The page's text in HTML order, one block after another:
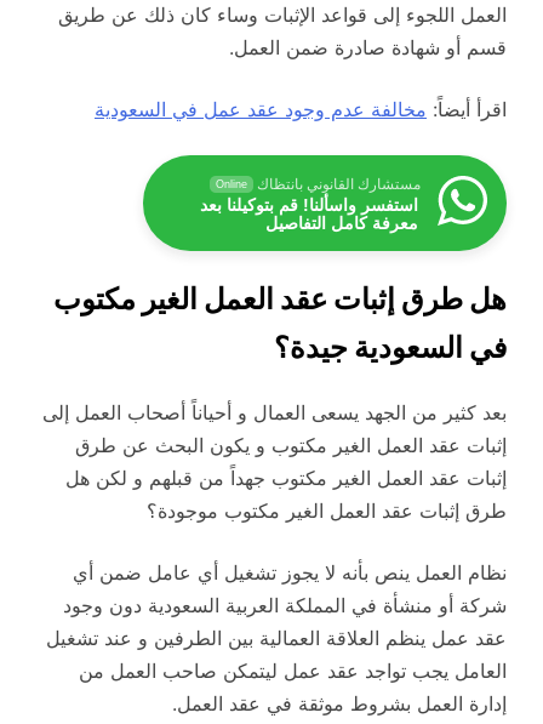
العمل اللجوء إلى قواعد الإثبات وساء كان ذلك عن طريق
قسم أو شهادة صادرة ضمن العمل.
اقرأ أيضاً: مخالفة عدم وجود عقد عمل في السعودية
مستشارك القانوني بانتظاك Online
استفسر واسألنا! قم بتوكيلنا بعد
معرفة كامل التفاصيل
هل طرق إثبات عقد العمل الغير مكتوب
في السعودية جيدة؟
بعد كثير من الجهد يسعى العمال و أحياناً أصحاب العمل إلى
إثبات عقد العمل الغير مكتوب و يكون البحث عن طرق
إثبات عقد العمل الغير مكتوب جهداً من قبلهم و لكن هل
طرق إثبات عقد العمل الغير مكتوب موجودة؟
نظام العمل ينص بأنه لا يجوز تشغيل أي عامل ضمن أي
شركة أو منشأة في المملكة العربية السعودية دون وجود
عقد عمل ينظم العلاقة العمالية بين الطرفين و عند تشغيل
العامل يجب تواجد عقد عمل ليتمكن صاحب العمل من
إدارة العمل بشروط موثقة في عقد العمل.